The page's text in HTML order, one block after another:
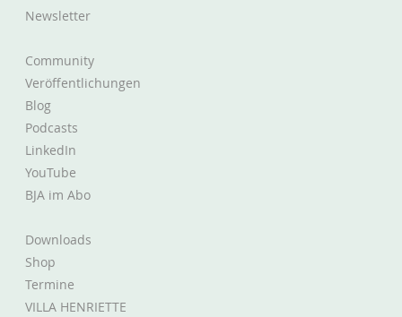
Newsletter
Community
Veröffentlichungen
Blog
Podcasts
LinkedIn
YouTube
BJA im Abo
Downloads
Shop
Termine
VILLA HENRIETTE